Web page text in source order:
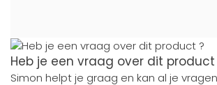
Heb je een vraag over dit product
Simon helpt je graag en kan al je